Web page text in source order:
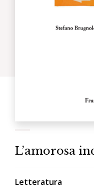
L’amorosa
Letteratura